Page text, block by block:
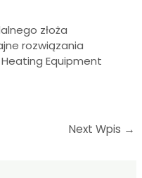
złoża
rozwiązania
Equipment
Next Wpis →